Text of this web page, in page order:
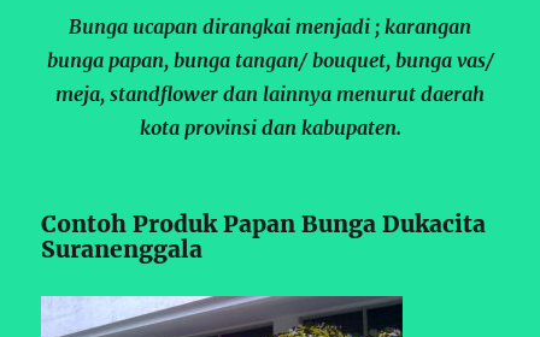
Bunga ucapan dirangkai menjadi ; karangan
bunga papan, bunga tangan/ bouquet, bunga vas/
meja, standflower dan lainnya menurut daerah
kota provinsi dan kabupaten.
Contoh Produk Papan Bunga Dukacita
Suranenggala